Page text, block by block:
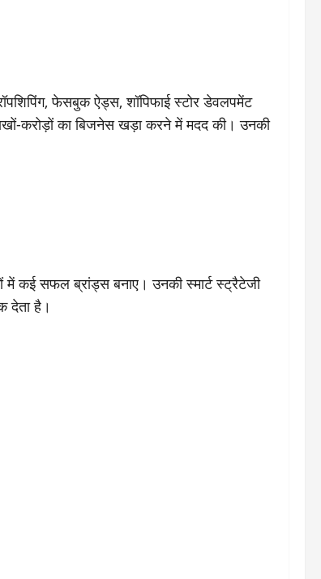
फेसबुक ऐड्स, शॉपिफाई स्टोर डेवलपमेंट
करोड़ों का बिजनेस खड़ा करने में मदद की। उनकी
में कई सफल ब्रांड्स बनाए। उनकी स्मार्ट स्ट्रैटेजी
देता है।